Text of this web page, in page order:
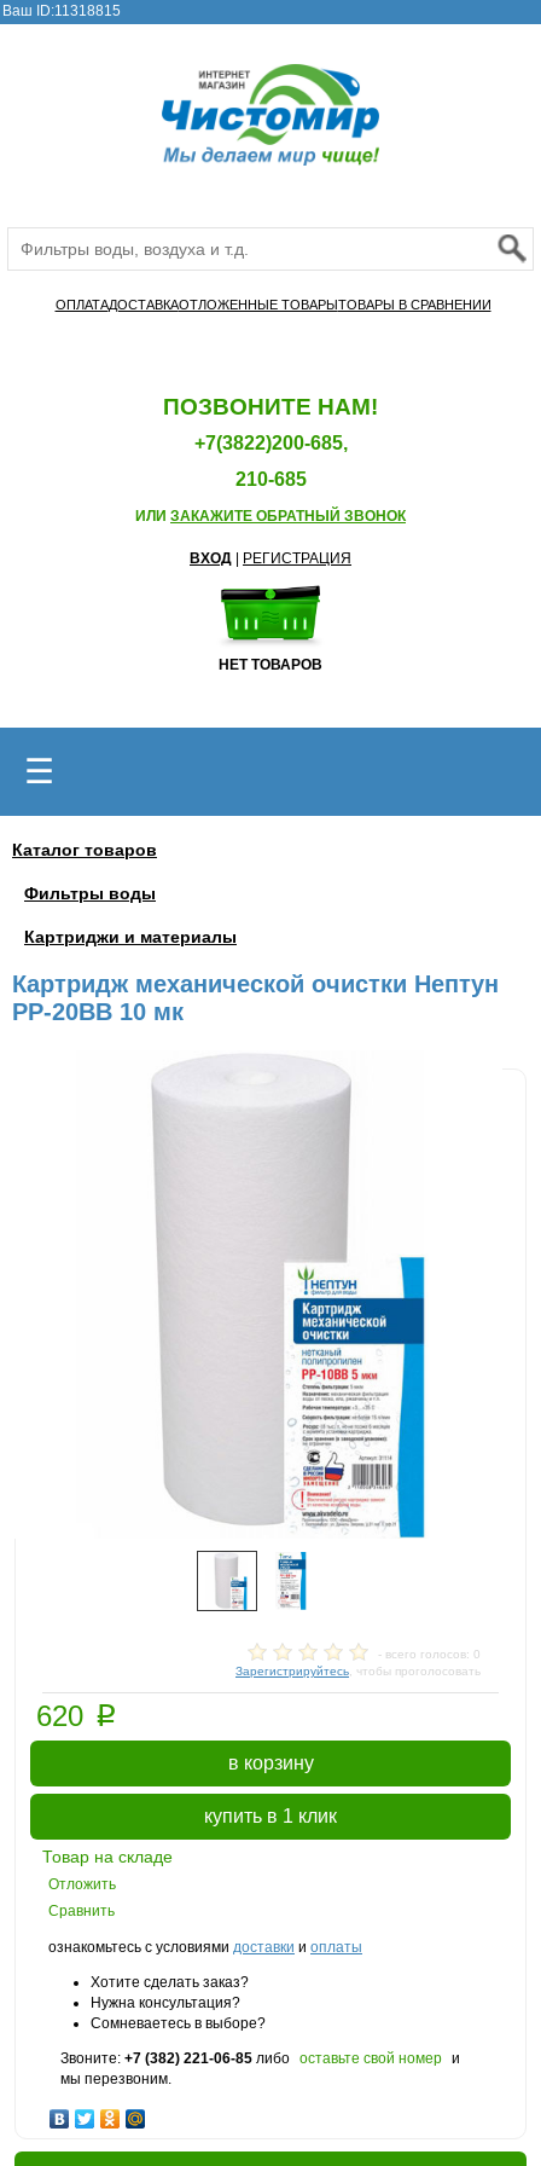
Ваш ID:11318815
ОПЛАТАДОСТАВКАОТЛОЖЕННЫЕ ТОВАРЫТОВАРЫ В СРАВНЕНИИ
ПОЗВОНИТЕ НАМ!
+7(3822)200-685,
210-685
ИЛИ ЗАКАЖИТЕ ОБРАТНЫЙ ЗВОНОК
ВХОД РЕГИСТРАЦИЯ
НЕТ ТОВАРОВ
☰
Каталог товаров
Фильтры воды
Картриджи и материалы
Картридж механической очистки Нептун
PP-20BB 10 мк
- всего голосов: 0
Зарегистрируйтесь , чтобы проголосовать
620 p
в корзину
купить в 1 клик
Товар на складе
Отложить
Сравнить
ознакомьтесь с условиями доставки и оплаты
Хотите сделать заказ?
Нужна консультация?
Сомневаетесь в выборе?
Звоните: +7 (382) 221-06-85 либо оставьте свой номер и
мы перезвоним.